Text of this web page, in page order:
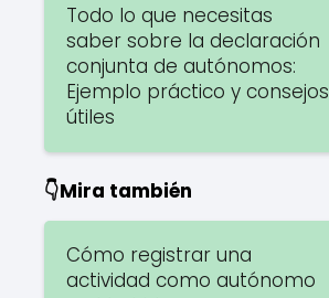
Todo lo que necesitas
saber sobre la declaración
conjunta de autónomos:
Ejemplo práctico y consejos
útiles
👇Mira también
Cómo registrar una
actividad como autónomo